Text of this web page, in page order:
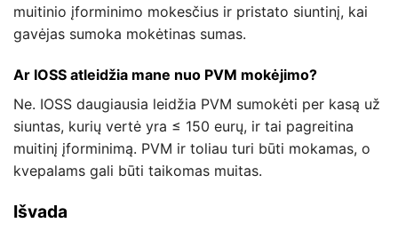
muitinio įforminimo mokesčius ir pristato siuntinį, kai
gavėjas sumoka mokėtinas sumas.
Ar IOSS atleidžia mane nuo PVM mokėjimo?
Ne. IOSS daugiausia leidžia PVM sumokėti per kasą už
siuntas, kurių vertė yra ≤ 150 eurų, ir tai pagreitina
muitinį įforminimą. PVM ir toliau turi būti mokamas, o
kvepalams gali būti taikomas muitas.
Išvada